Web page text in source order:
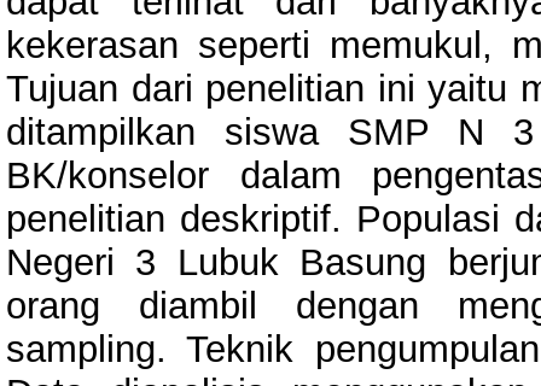
kekerasan seperti memukul,
Tujuan dari penelitian ini yaitu
ditampilkan siswa SMP N
BK/konselor dalam
penelitian deskriptif. Populasi
Negeri 3 Lubuk Basung
orang diambil dengan
sampling. Teknik